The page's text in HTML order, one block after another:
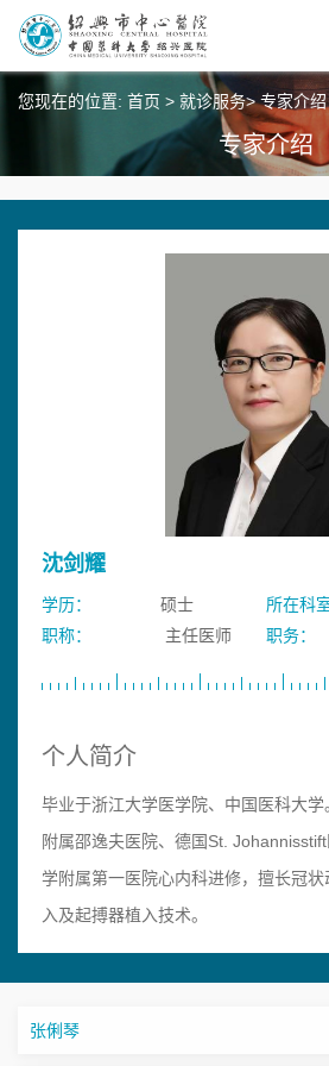
您现在的位置: 首页 > 就诊服务>专家介绍
专家介绍
沈剑耀
学历： 硕士 所在科室
职称：
主任医师 职务：
个人简介
毕业于浙江大学医学院、中国医科大
附属邵逸夫医院、德国St.
学附属第一医院心内科进修，擅长冠
入及起搏器植入技术。
学术专长：冠心病介入、起搏器植入
张俐琴